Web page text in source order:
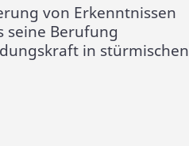
von Erkenntnissen
seine Berufung
in stürmischen